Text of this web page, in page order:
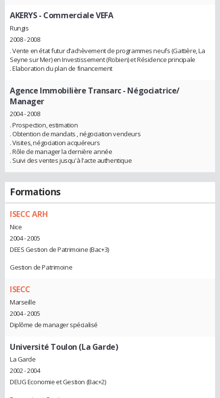
AKERYS- Commerciale VEFA
Rungis
2008 - 2008
. Vente en état futur d’achèvement de programmes neufs (Gattière, La
Seyne sur Mer) en Investissement (Robien) et Résidence principale
. Elaboration du plan de financement
Agence Immobilière Transarc- Négociatrice/
Manager
2004 - 2008
. Prospection, estimation
. Obtention de mandats , négociation vendeurs
. Visites, négociation acquéreurs
. Rôle de manager la dernière année
. Suivi des ventes jusqu'à l'acte authentique
Formations
ISECC ARH
Nice
2004 - 2005
DEES Gestion de Patrimoine (Bac+3)
Gestion de Patrimoine
ISECC
Marseille
2004 - 2005
Diplôme de manager spécialisé
Université Toulon (La Garde)
La Garde
2002 - 2004
DEUG Economie et Gestion (Bac+2)